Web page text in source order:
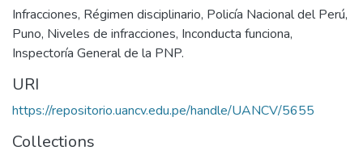
Infracciones, Régimen disciplinario, Policía Nacional del Perú,
Puno, Niveles de infracciones, Inconducta funciona,
Inspectoría General de la PNP.
URI
https://repositorio.uancv.edu.pe/handle/UANCV/5655
Collections